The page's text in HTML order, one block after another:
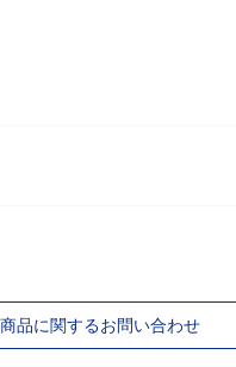
品に関するお問い合わせ